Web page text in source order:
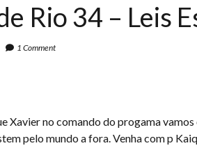
Rio 34 – Leis
1 Comment
Xavier no comando do progama
pelo mundo a fora. Venha com p